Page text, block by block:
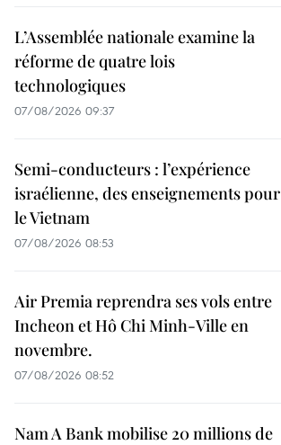
L’Assemblée nationale examine la
réforme de quatre lois
technologiques
07/08/2026 09:37
Semi-conducteurs : l’expérience
israélienne, des enseignements pour
le Vietnam
07/08/2026 08:53
Air Premia reprendra ses vols entre
Incheon et Hô Chi Minh-Ville en
novembre.
07/08/2026 08:52
Nam A Bank mobilise 20 millions de